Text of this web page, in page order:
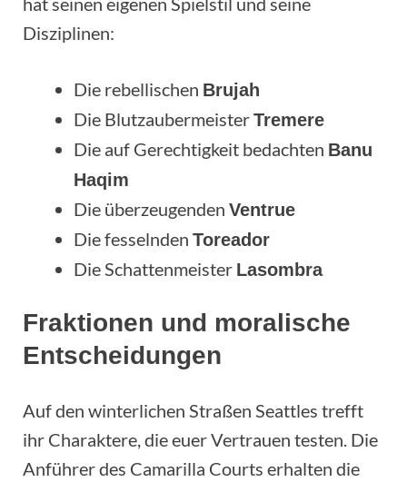
Disziplinen:
Die rebellischen Brujah
Die BlutzaubermeisterTremere
Die auf Gerechtigkeit bedachten Banu
Haqim
Die überzeugenden Ventrue
Die fesselnden Toreador
Die Schattenmeister Lasombra
Fraktionen und moralische
Entscheidungen
Auf den winterlichen Straßen Seattles trefft
ihr Charaktere, die euer Vertrauen testen. Die
Anführer des Camarilla Courts erhalten die